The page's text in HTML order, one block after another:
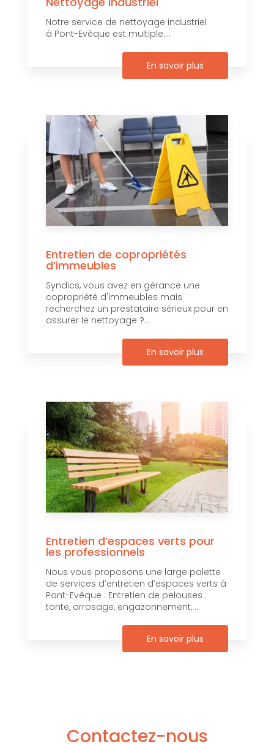
Notre service de nettoyage industriel
à Pont-Evêque est multiple....
En savoir plus
Entretien de copropriétés
d’immeubles
Syndics, vous avez en gérance une
copropriété d'immeubles mais
recherchez un prestataire sérieux pour en
assurer le nettoyage ?...
En savoir plus
Entretien d’espaces verts pour
les professionnels
Nous vous proposons une large palette
de services d’entretien d’espaces verts à
Pont-Evêque : Entretien de pelouses :
tonte, arrosage, engazonnement, ...
En savoir plus
Contactez-nous